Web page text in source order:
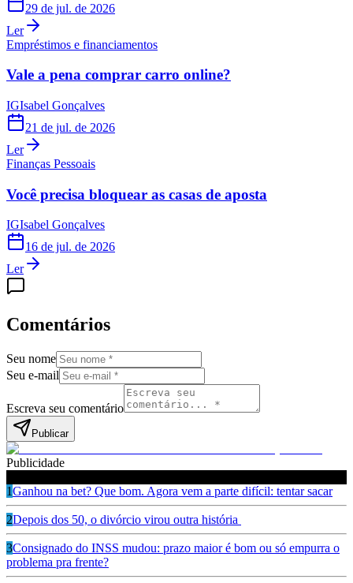
29 de jul. de 2026
Ler
Empréstimos e financiamentos
Vale a pena comprar carro online?
IGIsabel Gonçalves
21 de jul. de 2026
Ler
Finanças Pessoais
Você precisa bloquear as casas de aposta
IGIsabel Gonçalves
16 de jul. de 2026
Ler
Comentários
Seu nome
Seu e-mail
Escreva seu comentário
Publicar
Publicidade
1Ganhou na bet? Que bom. Agora vem a parte difícil: tentar sacar
2Depois dos 50, o divórcio virou outra história
3Consignado do INSS mudou: prazo maior é bom ou só empurra o
problema pra frente?